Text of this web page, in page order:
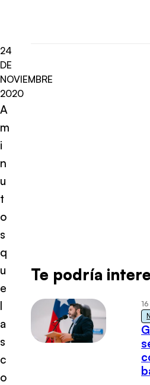
24
DE
NOVIEMBRE
2020
A
m
i
n
u
t
o
s
q
u
e
l
a
s
c
o
Te podría